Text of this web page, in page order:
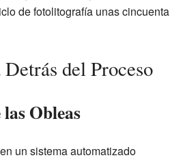
de fotolitografía unas cincuenta
del Proceso
Obleas
un sistema automatizado